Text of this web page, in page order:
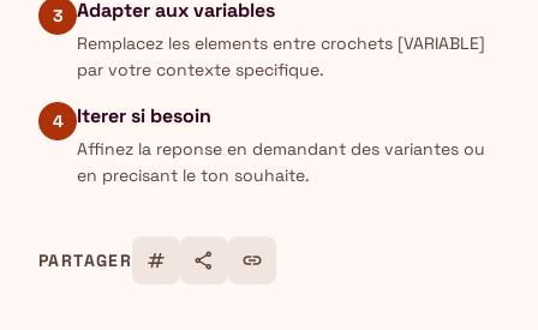
3 Adapter aux variables
Remplacez les elements entre crochets [VARIABLE]
par votre contexte specifique.
4 Iterer si besoin
Affinez la reponse en demandant des variantes ou
en precisant le ton souhaite.
PARTAGER tag share link